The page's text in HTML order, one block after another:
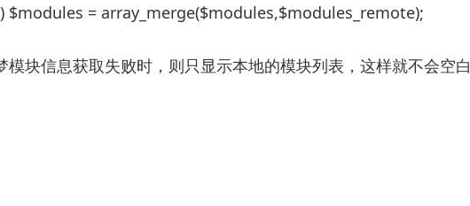
$modules = array_merge($modules,$modules_remote);
模块信息获取失败时，则只显示本地的模块列表，这样就不会空白